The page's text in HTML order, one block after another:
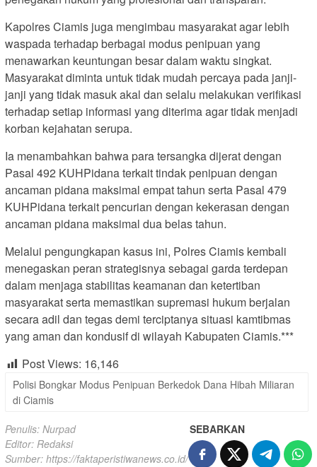
Kapolres Ciamis juga mengimbau masyarakat agar lebih
waspada terhadap berbagai modus penipuan yang
menawarkan keuntungan besar dalam waktu singkat.
Masyarakat diminta untuk tidak mudah percaya pada janji-
janji yang tidak masuk akal dan selalu melakukan verifikasi
terhadap setiap informasi yang diterima agar tidak menjadi
korban kejahatan serupa.
Ia menambahkan bahwa para tersangka dijerat dengan
Pasal 492 KUHPidana terkait tindak penipuan dengan
ancaman pidana maksimal empat tahun serta Pasal 479
KUHPidana terkait pencurian dengan kekerasan dengan
ancaman pidana maksimal dua belas tahun.
Melalui pengungkapan kasus ini, Polres Ciamis kembali
menegaskan peran strategisnya sebagai garda terdepan
dalam menjaga stabilitas keamanan dan ketertiban
masyarakat serta memastikan supremasi hukum berjalan
secara adil dan tegas demi terciptanya situasi kamtibmas
yang aman dan kondusif di wilayah Kabupaten Ciamis.***
Post Views: 16,146
Polisi Bongkar Modus Penipuan Berkedok Dana Hibah Miliaran
di Ciamis
Penulis: Nurpad
Editor: Redaksi
Sumber: https://faktaperistiwanews.co.id/
SEBARKAN